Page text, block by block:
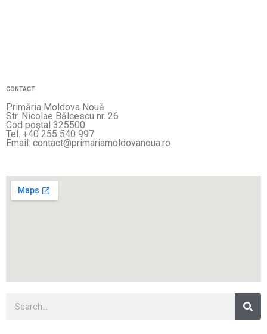
CONTACT
Primăria Moldova Nouă
Str. Nicolae Bălcescu nr. 26
Cod poştal 325500
Tel. +40 255 540 997
Email: contact@primariamoldovanoua.ro